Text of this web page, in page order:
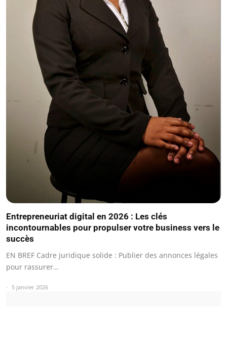
Entrepreneuriat digital en 2026 : Les clés
incontournables pour propulser votre business vers le
succès
EN BREF Cadre juridique solide : Publier des annonces légales
pour rassurer…
5 janvier 2026